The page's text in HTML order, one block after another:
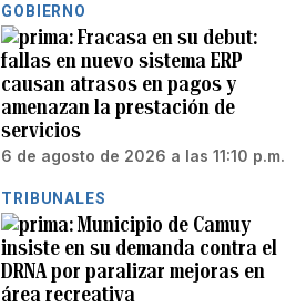
GOBIERNO
Fracasa en su debut:
fallas en nuevo sistema ERP
causan atrasos en pagos y
amenazan la prestación de
servicios
6 de agosto de 2026 a las 11:10 p.m.
TRIBUNALES
Municipio de Camuy
insiste en su demanda contra el
DRNA por paralizar mejoras en
área recreativa